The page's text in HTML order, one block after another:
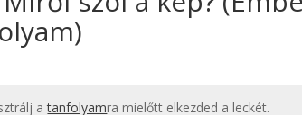
atanfolyamra mielőtt elkezded a leckét.